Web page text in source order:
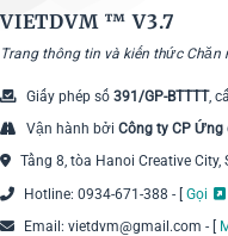
VIETDVM ™V3.7
Trang thông tin và kiến thức
Giấy phép số 391/GP-BTTTT,
Vận hành bởi Công ty CP Ứng
Tầng 8, tòa Hanoi Creative City,
Hotline: 0934-671-388 - [ Gọi
Email: vietdvm@gmail.com - [